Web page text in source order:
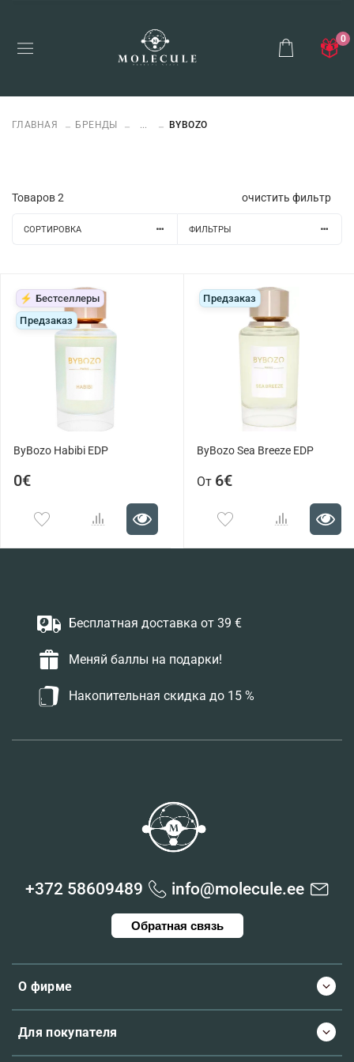
0
ГЛАВНАЯ БРЕНДЫ ... BYBOZO
Товаров2 очистить фильтр
СОРТИРОВКА ФИЛЬТРЫ
⚡ Бестселлеры
Предзаказ
ByBozo Habibi EDP
0€
Предзаказ
ByBozo Sea Breeze EDP
От 6€
Бесплатная доставка от 39 €
Меняй баллы на подарки!
Накопительная скидка до 15 %
О фирме
Для покупателя
+372 58609489 info@molecule.ee
Обратная связь